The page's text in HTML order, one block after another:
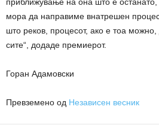
приближување на она што е останато,
мора да направиме внатрешен
што реков, процесот, ако е тоа
сите“, додаде премиерот.
Горан Адамовски
Превземено од Независен весник